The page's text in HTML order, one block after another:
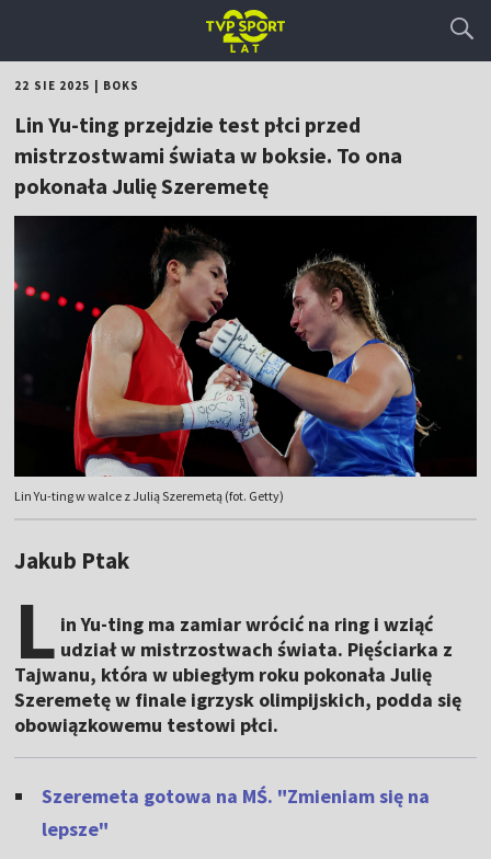
22 SIE 2025 BOKS
Lin Yu-ting przejdzie test płci przed
mistrzostwami świata w boksie. To ona
pokonała Julię Szeremetę
Lin Yu-ting w walce z Julią Szeremetą (fot. Getty)
Jakub Ptak
L in Yu-ting ma zamiar wrócić na ring i wziąć
udział w mistrzostwach świata. Pięściarka z
Tajwanu, która w ubiegłym roku pokonała Julię
Szeremetę w finale igrzysk olimpijskich, podda się
obowiązkowemu testowi płci.
Szeremeta gotowa na MŚ. "Zmieniam się na
lepsze"